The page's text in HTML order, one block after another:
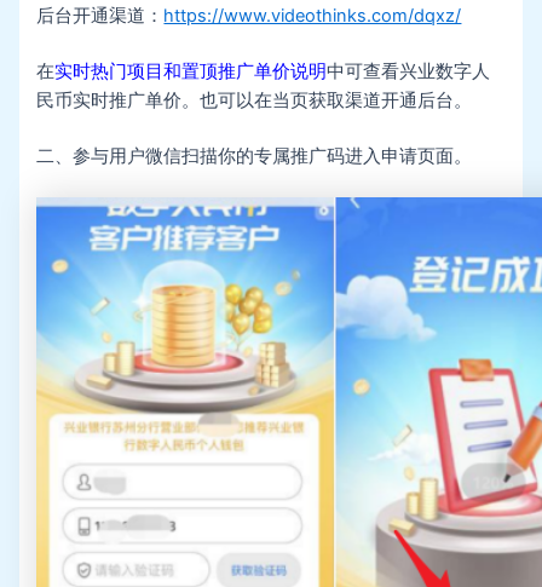
后台开通渠道： https://www.videothinks.com/dqxz/
在实时热门项目和置顶推广单价说明中可查看兴业数字人
民币实时推广单价。也可以在当页获取渠道开通后台。
二、参与用户微信扫描你的专属推广码进入申请页面。